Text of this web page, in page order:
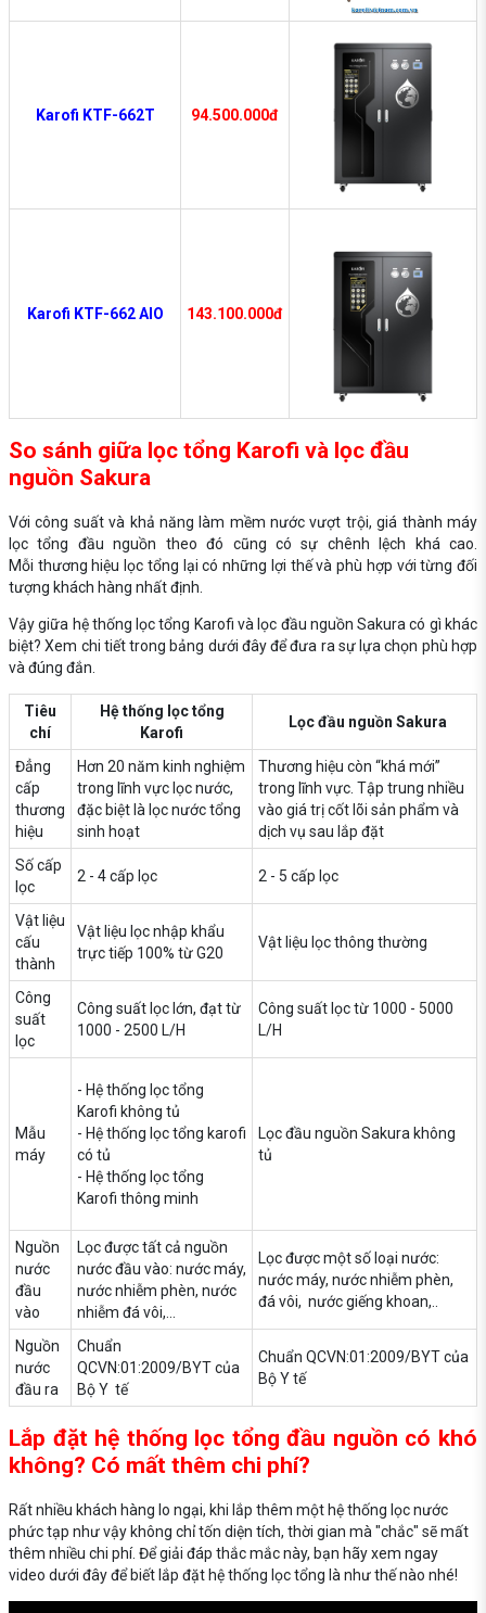
Karofi KTF-662T 94.500.000đ
Karofi KTF-662 AIO 143.100.000đ
So sánh giữa lọc tổng Karofi và lọc đầu
nguồn Sakura
Với công suất và khả năng làm mềm nước vượt trội, giá thành máy
lọc tổng đầu nguồn theo đó cũng có sự chênh lệch khá cao.
Mỗi thương hiệu lọc tổng lại có những lợi thế và phù hợp với từng đối
tượng khách hàng nhất định.
Vậy giữa hệ thống lọc tổng Karofi và lọc đầu nguồn Sakura có gì khác
biệt? Xem chi tiết trong bảng dưới đây để đưa ra sự lựa chọn phù hợp
và đúng đắn.
Tiêu
chí
Hệ thống lọc tổng
Karofi
Lọc đầu nguồn Sakura
Đẳng
cấp
thương
hiệu
Hơn 20 năm kinh nghiệm
trong lĩnh vực lọc nước,
đặc biệt là lọc nước tổng
sinh hoạt
Thương hiệu còn “khá mới”
trong lĩnh vực. Tập trung nhiều
vào giá trị cốt lõi sản phẩm và
dịch vụ sau lắp đặt
Số cấp
lọc
2 - 4 cấp lọc 2 - 5 cấp lọc
Vật liệu
cấu
thành
Vật liệu lọc nhập khẩu
trực tiếp 100% từ G20
Vật liệu lọc thông thường
Công
suất
lọc
Công suất lọc lớn, đạt từ
1000 - 2500 L/H
Công suất lọc từ 1000 - 5000
L/H
Mẫu
máy
- Hệ thống lọc tổng
Karofi không tủ
- Hệ thống lọc tổng karofi
có tủ
- Hệ thống lọc tổng
Karofi thông minh
Lọc đầu nguồn Sakura không
tủ
Nguồn
nước
đầu
vào
Lọc được tất cả nguồn
nước đầu vào: nước máy,
nước nhiễm phèn, nước
nhiễm đá vôi,...
Lọc được một số loại nước:
nước máy, nước nhiễm phèn,
đá vôi, nước giếng khoan,..
Nguồn
nước
đầu ra
Chuẩn
QCVN:01:2009/BYT của
Bộ Y tế
Chuẩn QCVN:01:2009/BYT của
Bộ Y tế
Lắp đặt hệ thống lọc tổng đầu nguồn có khó
không? Có mất thêm chi phí?
Rất nhiều khách hàng lo ngại, khi lắp thêm một hệ thống lọc nước
phức tạp như vậy không chỉ tốn diện tích, thời gian mà "chắc" sẽ mất
thêm nhiều chi phí. Để giải đáp thắc mắc này, bạn hãy xem ngay
video dưới đây để biết lắp đặt hệ thống lọc tổng là như thế nào nhé!